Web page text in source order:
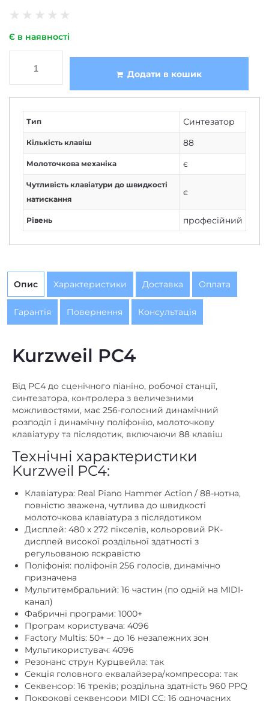
★ ★ ★ ★ ★
Є в наявності
Додати в кошик
Тип Синтезатор
Кількість клавіш 88
Молоточкова механіка є
Чутливість клавіатури до швидкості
натискання
є
Рівень професійний
Опис Характеристики Доставка Оплата
Гарантія Повернення Консультація
Kurzweil PC4
Від PC4 до сценічного піаніно, робочої станції,
синтезатора, контролера з величезними
можливостями, має 256-голосний динамічний
розподіл і динамічну поліфонію, молоточкову
клавіатуру та післядотик, включаючи 88 клавіш
Технічні характеристики
Kurzweil PC4:
Клавіатура: Real Piano Hammer Action / 88-нотна,
повністю зважена, чутлива до швидкості
молоточкова клавіатура з післядотиком
Дисплей: 480 x 272 пікселів, кольоровий РК-
дисплей високої роздільної здатності з
регульованою яскравістю
Поліфонія: поліфонія 256 голосів, динамічно
призначена
Мультитембральний: 16 частин (по одній на MIDI-
канал)
Фабричні програми: 1000+
Програм користувача: 4096
Factory Multis: 50+ – до 16 незалежних зон
Мультикористувач: 4096
Резонанс струн Курцвейла: так
Секція головного еквалайзера/компресора: так
Секвенсор: 16 треків; роздільна здатність 960 PPQ
Покрокові секвенсори MIDI CC: 16 одночасних